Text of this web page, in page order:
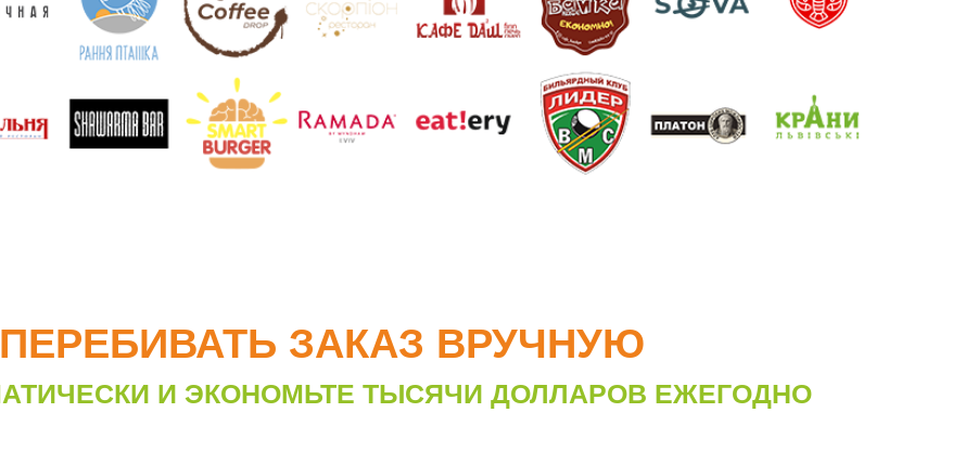
ЗАКАЗ ВРУЧНУЮ
И ЭКОНОМЬТЕ ТЫСЯЧИ ДОЛЛАРОВ ЕЖЕГОДНО